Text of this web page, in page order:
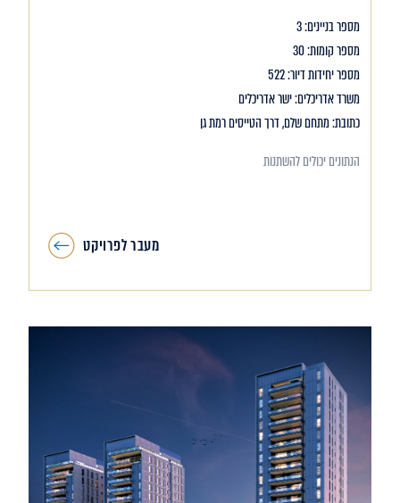
מספר בניינים: 3
מספר קומות: 30
מספר יחידות דיור: 522
משרד אדריכלים: ישר אדריכלים
כתובת: מתחם שלם, דרך הטייסים רמת גן
הנתונים יכולים להשתנות
מעבר לפרויקט